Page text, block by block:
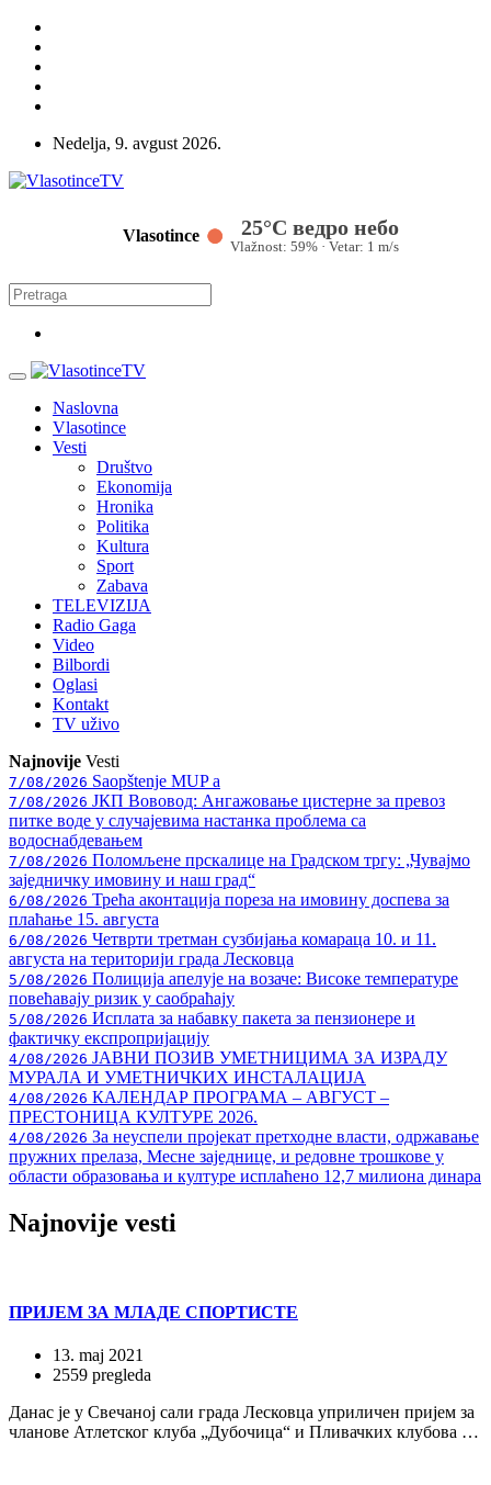
Nedelja, 9. avgust 2026.
Vlasotince 25°C ведро небо
Vlažnost: 59% · Vetar: 1 m/s
Naslovna
Vlasotince
Vesti
Društvo
Ekonomija
Hronika
Politika
Kultura
Sport
Zabava
TELEVIZIJA
Radio Gaga
Video
Bilbordi
Oglasi
Kontakt
TV uživo
Najnovije Vesti
7/08/2026 Saopštenje MUP a
7/08/2026 ЈКП Вововод: Ангажовање цистерне за превоз
питке воде у случајевима настанка проблема са
водоснабдевањем
7/08/2026 Поломљене прскалице на Градском тргу: „Чувајмо
заједничку имовину и наш град“
6/08/2026 Трећа аконтација пореза на имовину доспева за
плаћање 15. августа
6/08/2026 Четврти третман сузбијања комараца 10. и 11.
августа на територији града Лесковца
5/08/2026 Полиција апелује на возаче: Високе температуре
повећавају ризик у саобраћају
5/08/2026 Исплата за набавку пакета за пензионере и
фактичку експропријацију
4/08/2026 ЈАВНИ ПОЗИВ УМЕТНИЦИМА ЗА ИЗРАДУ
МУРАЛА И УМЕТНИЧКИХ ИНСТАЛАЦИЈА
4/08/2026 КАЛЕНДАР ПРОГРАМА – АВГУСТ –
ПРЕСТОНИЦА КУЛТУРЕ 2026.
4/08/2026 За неуспели пројекат претходне власти, одржавање
пружних прелаза, Месне заједнице, и редовне трошкове у
области образовања и културе исплаћено 12,7 милиона динара
Najnovije vesti
ПРИЈЕМ ЗА МЛАДЕ СПОРТИСТЕ
13. maj 2021
2559 pregleda
Данас је у Свечаној сали града Лесковца уприличен пријем за
чланове Атлетског клуба „Дубочица“ и Пливачких клубова …